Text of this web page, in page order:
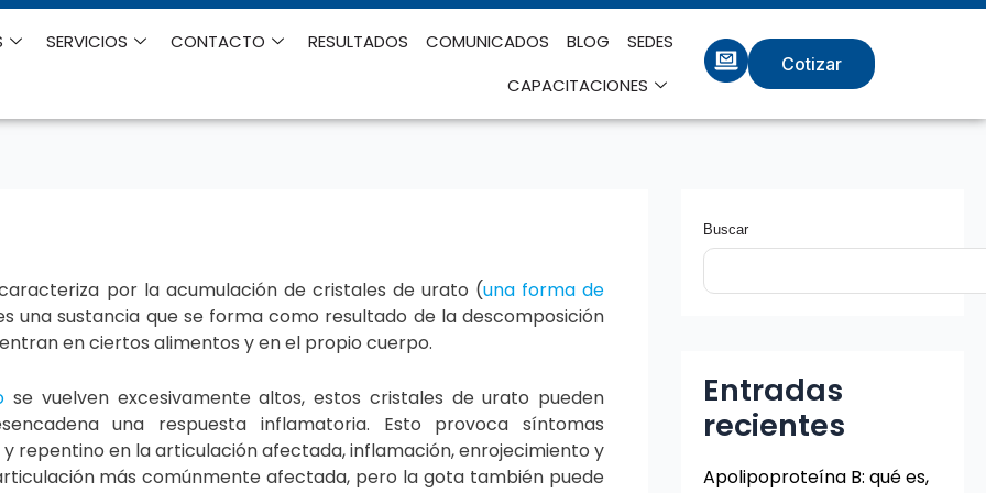
SERVICIOS CONTACTO RESULTADOS COMUNICADOS BLOG
SEDES
CAPACITACIONES
Cotizar
por la acumulación de cristales de urato (una forma de
una sustancia que se forma como resultado de la descomposición
en ciertos alimentos y en el propio cuerpo.
se vuelven excesivamente altos, estos cristales de urato pueden
una respuesta inflamatoria. Esto provoca síntomas
repentino en la articulación afectada, inflamación, enrojecimiento y
más comúnmente afectada, pero la gota también puede
Buscar
Entradas
recientes
Apolipoproteína B: qué es,